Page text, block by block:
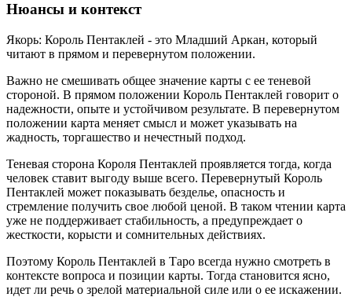
Нюансы и контекст
Якорь: Король Пентаклей - это Младший Аркан, который
читают в прямом и перевернутом положении.
Важно не смешивать общее значение карты с ее теневой
стороной. В прямом положении Король Пентаклей говорит о
надежности, опыте и устойчивом результате. В перевернутом
положении карта меняет смысл и может указывать на
жадность, торгашество и нечестный подход.
Теневая сторона Короля Пентаклей проявляется тогда, когда
человек ставит выгоду выше всего. Перевернутый Король
Пентаклей может показывать безделье, опасность и
стремление получить свое любой ценой. В таком чтении карта
уже не поддерживает стабильность, а предупреждает о
жесткости, корысти и сомнительных действиях.
Поэтому Король Пентаклей в Таро всегда нужно смотреть в
контексте вопроса и позиции карты. Тогда становится ясно,
идет ли речь о зрелой материальной силе или о ее искажении.